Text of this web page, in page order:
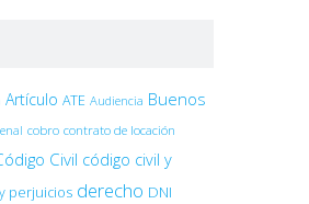
Artículo ATE Audiencia Buenos
cobro contrato de locación
Civil código civil y
perjuicios derecho DNI